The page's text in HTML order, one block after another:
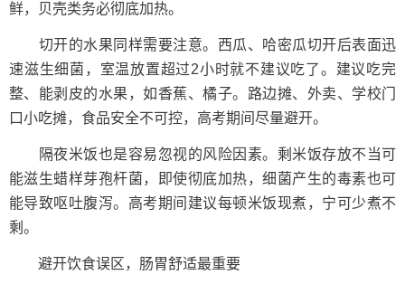
鲜，贝壳类务必彻底加热。
切开的水果同样需要注意。西瓜、哈密瓜切开后表面迅
速滋生细菌，室温放置超过2小时就不建议吃了。建议吃完
整、能剥皮的水果，如香蕉、橘子。路边摊、外卖、学校门
口小吃摊，食品安全不可控，高考期间尽量避开。
隔夜米饭也是容易忽视的风险因素。剩米饭存放不当可
能滋生蜡样芽孢杆菌，即使彻底加热，细菌产生的毒素也可
能导致呕吐腹泻。高考期间建议每顿米饭现煮，宁可少煮不
剩。
避开饮食误区，肠胃舒适最重要